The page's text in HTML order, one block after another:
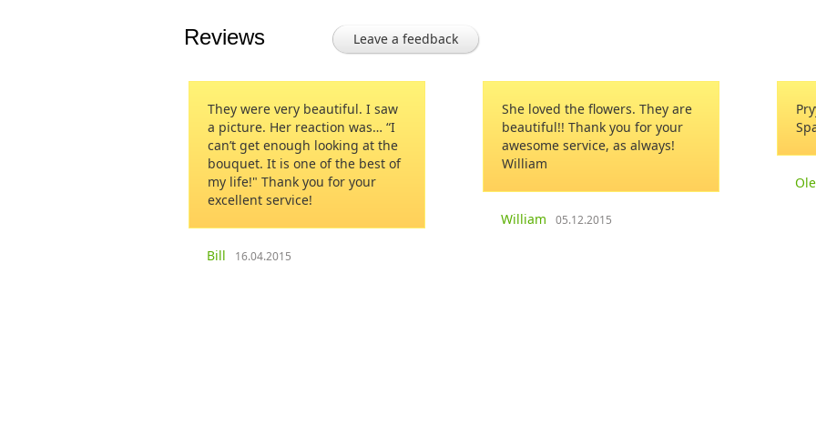
Reviews Leave a feedback
She loved the flowers. They are
beautiful!! Thank you for your
awesome service, as always!
William
Pryyemno z Vamy maty spravu!
Spasybi za prekrasnu rabote!